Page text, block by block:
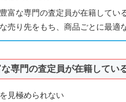
富な専門の査定員が在籍してい
売り先をもち、商品ごとに最適
専門の査定員が在籍してい
見極められない